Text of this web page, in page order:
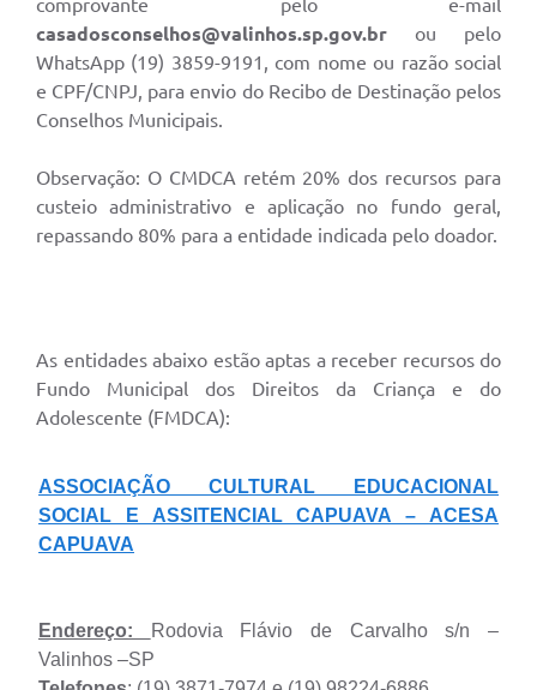
comprovante pelo e-mail
casadosconselhos@valinhos.sp.gov.br ou pelo
WhatsApp (19) 3859-9191, com nome ou razão social
e CPF/CNPJ, para envio do Recibo de Destinação pelos
Conselhos Municipais.
Observação: O CMDCA retém 20% dos recursos para
custeio administrativo e aplicação no fundo geral,
repassando 80% para a entidade indicada pelo doador.
As entidades abaixo estão aptas a receber recursos do
Fundo Municipal dos Direitos da Criança e do
Adolescente (FMDCA):
ASSOCIAÇÃO CULTURAL EDUCACIONAL
SOCIAL E ASSITENCIAL CAPUAVA – ACESA
CAPUAVA
Endereço:
Rodovia Flávio de Carvalho s/n –
Valinhos –SP